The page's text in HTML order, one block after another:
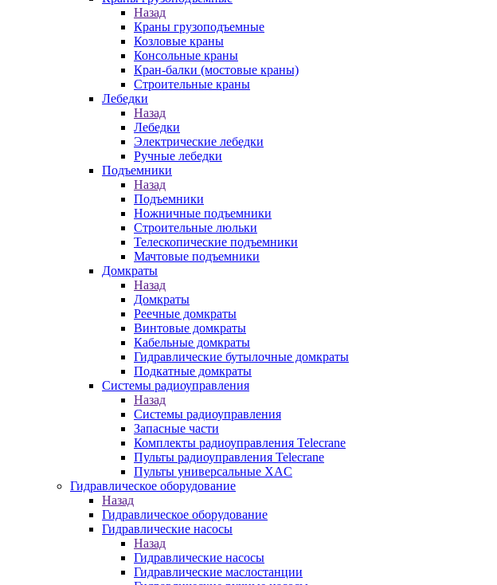
Назад
Краны грузоподъемные
Козловые краны
Консольные краны
Кран-балки (мостовые краны)
Строительные краны
Лебедки
Назад
Лебедки
Электрические лебедки
Ручные лебедки
Подъемники
Назад
Подъемники
Ножничные подъемники
Строительные люльки
Телескопические подъемники
Мачтовые подъемники
Домкраты
Назад
Домкраты
Реечные домкраты
Винтовые домкраты
Кабельные домкраты
Гидравлические бутылочные домкраты
Подкатные домкраты
Системы радиоуправления
Назад
Системы радиоуправления
Запасные части
Комплекты радиоуправления Telecrane
Пульты радиоуправления Telecrane
Пульты универсальные XAC
Гидравлическое оборудование
Назад
Гидравлическое оборудование
Гидравлические насосы
Назад
Гидравлические насосы
Гидравлические маслостанции